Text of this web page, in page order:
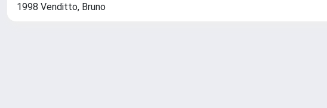
1998 Venditto, Bruno